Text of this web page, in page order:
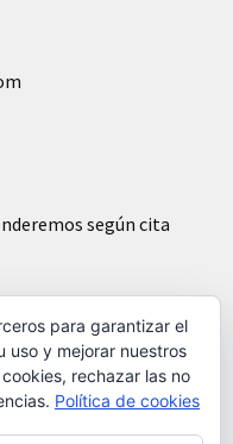
según cita
para garantizar el
uso y mejorar nuestros
rechazar las no
Política de cookies